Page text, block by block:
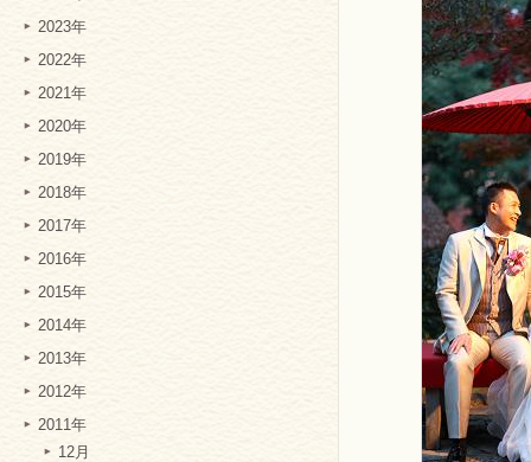
2023年
2022年
2021年
2020年
2019年
2018年
2017年
2016年
2015年
2014年
2013年
2012年
2011年
12月